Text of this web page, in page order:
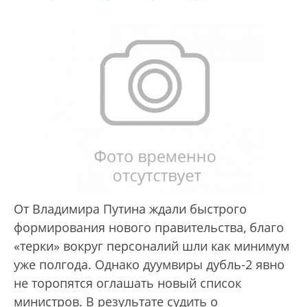
От Владимира Путина ждали быстрого
формирования нового правительства, благо
«терки» вокруг персоналий шли как минимум
уже полгода. Однако дуумвиры дубль-2 явно
не торопятся оглашать новый список
министров. В результате судить о